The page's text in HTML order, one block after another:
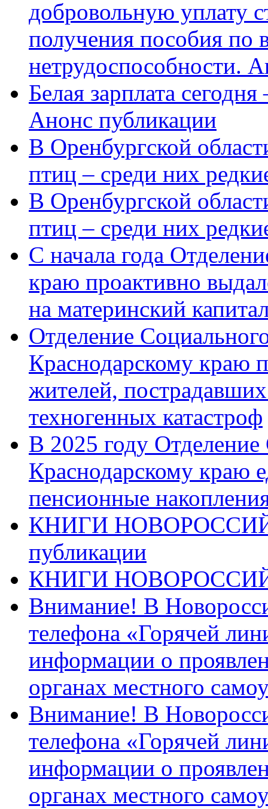
добровольную уплату
получения пособия по
нетрудоспособности.
Белая зарплата
Анонс публикации
В Оренбургской
птиц – среди них
В Оренбургской
птиц – среди них
С начала года
краю проактивно
на материнский
Отделение
Краснодарскому краю
жителей,
техногенных катастроф
В 2025 году
Краснодарскому краю
пенсионные
КНИГИ
публикации
КНИГИ
Внимание! В
телефона «Горячей
информации о
органах местного
Внимание! В
телефона «Горячей
информации о
органах местного